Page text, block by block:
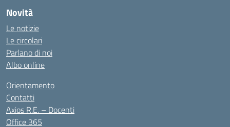
Novità
Le notizie
Le circolari
Parlano di noi
Albo online
Orientamento
Contatti
Axios R.E. – Docenti
Office 365